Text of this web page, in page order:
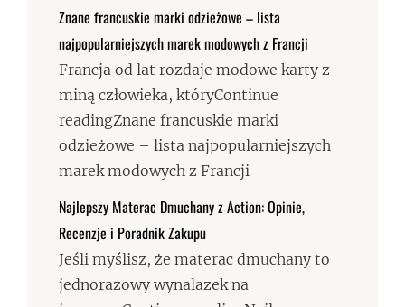
Znane francuskie marki odzieżowe – lista
najpopularniejszych marek modowych z Francji
Francja od lat rozdaje modowe karty z
miną człowieka, któryContinue
readingZnane francuskie marki
odzieżowe – lista najpopularniejszych
marek modowych z Francji
Najlepszy Materac Dmuchany z Action: Opinie,
Recenzje i Poradnik Zakupu
Jeśli myślisz, że materac dmuchany to
jednorazowy wynalazek na